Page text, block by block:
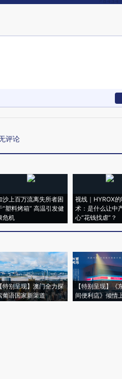
评论
沙上百万流离失所者困
“塑料烤箱” 高温引发健
危机
视线｜HYROX
术：是什么让中
心“花钱找虐”？
特别呈现】澳门全力探
葡语国家新渠道
【特别呈现】《
间便利店》倾情